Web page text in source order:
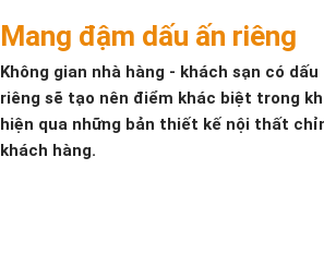
Mang đậm dấu ấn riêng
Không gian nhà hàng - khách sạn có
riêng sẽ tạo nên điểm khác biệt trong
hiện qua những bản thiết kế nội thất
khách hàng.